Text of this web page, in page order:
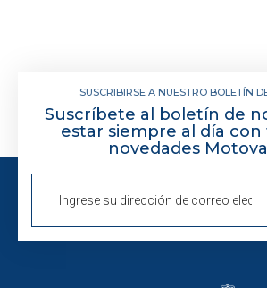
SUSCRIBIRSE A NUESTRO BOLETÍN
Suscríbete al boletín de
estar siempre al día con
novedades